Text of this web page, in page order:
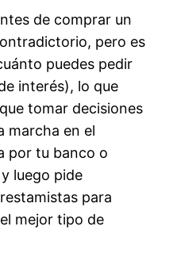
de comprar un
pero es
puedes pedir
interés), lo que
tomar decisiones
marcha en el
por tu banco o
luego pide
para
mejor tipo de